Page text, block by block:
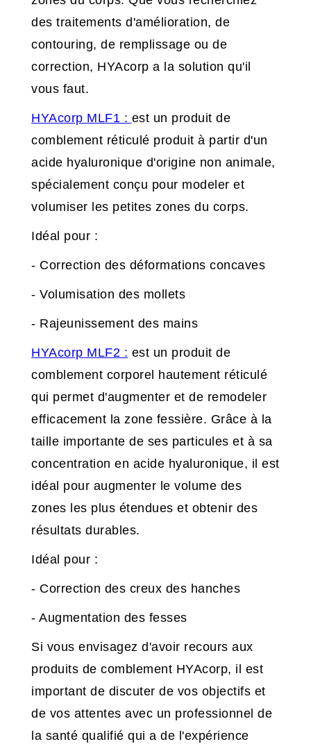
des traitements d'amélioration, de
contouring, de remplissage ou de
correction, HYAcorp a la solution qu'il
vous faut.
HYAcorp MLF1 : est un produit de
comblement réticulé produit à partir d'un
acide hyaluronique d'origine non animale,
spécialement conçu pour modeler et
volumiser les petites zones du corps.
Idéal pour :
- Correction des déformations concaves
- Volumisation des mollets
- Rajeunissement des mains
HYAcorp MLF2 : est un produit de
comblement corporel hautement réticulé
qui permet d'augmenter et de remodeler
efficacement la zone fessière. Grâce à la
taille importante de ses particules et à sa
concentration en acide hyaluronique, il est
idéal pour augmenter le volume des
zones les plus étendues et obtenir des
résultats durables.
Idéal pour :
- Correction des creux des hanches
- Augmentation des fesses
Si vous envisagez d'avoir recours aux
produits de comblement HYAcorp, il est
important de discuter de vos objectifs et
de vos attentes avec un professionnel de
la santé qualifié qui a de l'expérience